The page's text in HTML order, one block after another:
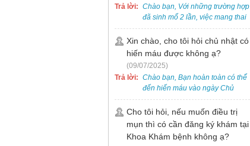
Trả lời: Chào bạn, Với những trường hợp
đã sinh mổ 2 lần, việc mang thai
lần 3 vẫn có thể thực hiện được.
Tại Bệnh viện, chúng tôi đã tiếp
nhận và hỗ trợ nhiều thai phụ có
nhu cầu tương tự.
Xin chào, cho tôi hỏi chủ nhật có
hiến máu được không ạ?
(09/07/2025)
Trả lời: Chào bạn, Bạn hoàn toàn có thể
đến hiến máu vào ngày Chủ
Nhật.
Cho tôi hỏi, nếu muốn điều trị
mụn thì có cần đăng ký khám tại
Khoa Khám bệnh không ạ?